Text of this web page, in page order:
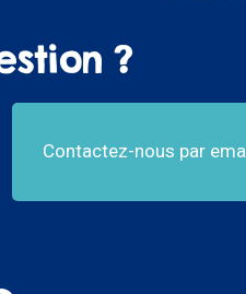
?
Contactez-nous par